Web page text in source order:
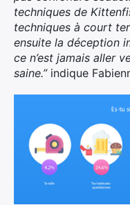
techniques de
techniques à court
ensuite la déception
ce n’est jamais aller
saine.” indique